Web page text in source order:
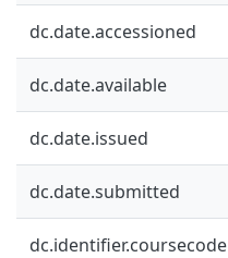
dc.date.accessioned
dc.date.available
dc.date.issued
dc.date.submitted
dc.identifier.coursecode